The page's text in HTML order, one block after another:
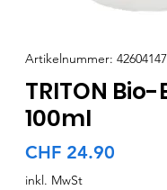
Artikelnummer:
TRITON
100ml
CHF 24.90
inkl. MwSt